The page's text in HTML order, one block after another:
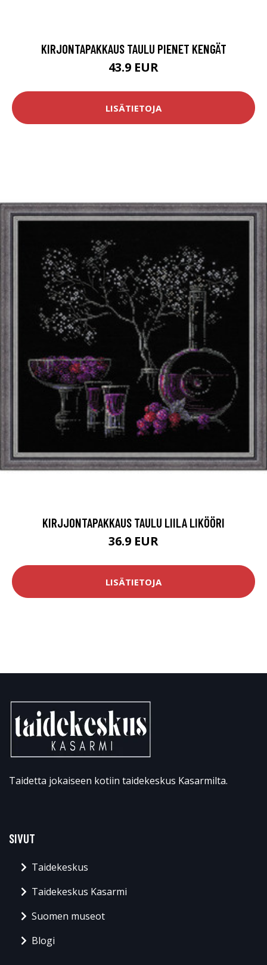
KIRJONTAPAKKAUS TAULU PIENET KENGÄT
43.9 EUR
LISÄTIETOJA
KIRJJONTAPAKKAUS TAULU LIILA LIKÖÖRI
36.9 EUR
LISÄTIETOJA
Taidetta jokaiseen kotiin taidekeskus Kasarmilta.
SIVUT
Taidekeskus
Taidekeskus Kasarmi
Suomen museot
Blogi